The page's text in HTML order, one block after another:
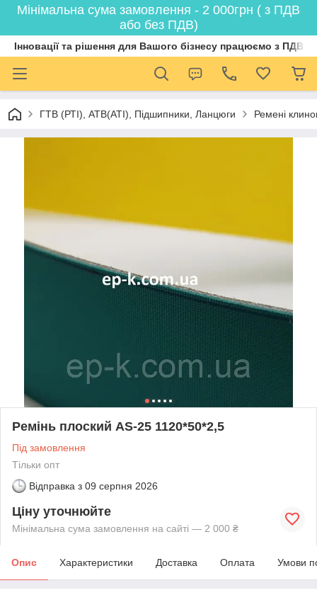
Мінімальна сума замовлення - 2 000грн ( з ПДВ
або без ПДВ)
Інновації та рішення для Вашого бізнесу працюємо з ПДВ
ГТВ (РТI), АТВ(АТI), Пiдшипники, Ланцюги Ремені
Ремінь плоский AS-25 1120*50*2,5
Під замовлення
Тільки опт
Відправка з 09 серпня 2026
Ціну уточнюйте
Мінімальна сума замовлення на сайті — 2 000 ₴
Опис Характеристики Доставка Оплата Умови